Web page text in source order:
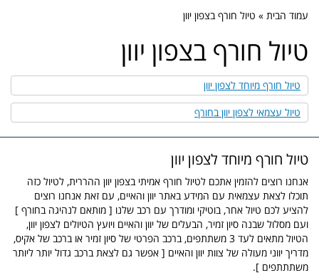
עמוד הבית » טיול חורף בצפון יוון
טיול חורף בצפון יוון
טיול חורף מיוחד לצפון יוון
טיול עצמאי לצפון יוון בחורף
טיול חורף מיוחד לצפון יוון
אנחנו רוצים להזמין אתכם לטיול חורף אמיתי בצפון יוון ההררית, לטיול כזה
תוכלו לצאת עצמאית עם המידע באתר יוון והאיים, עם זאת אנחנו רוצים
להציע לכם טיול אחר, בוטיקי ומודרך עם רכב שלנו [ מותאם לנהיגה בחורף ]
ועם מסלול שבנה סיון זמיר, הבעלים של יוון והאיים ויועץ הטיולים לצפון יוון,
הטיול מתאים לעד 3 משתתפים, ברכב הפרטי של סיון זמיר או ברכב של אקיס,
מדריך יווני מעולה של צוות יוון והאיים [ אפשר גם לצאת ברכב גדול יותר ליותר
משתתתפים ].